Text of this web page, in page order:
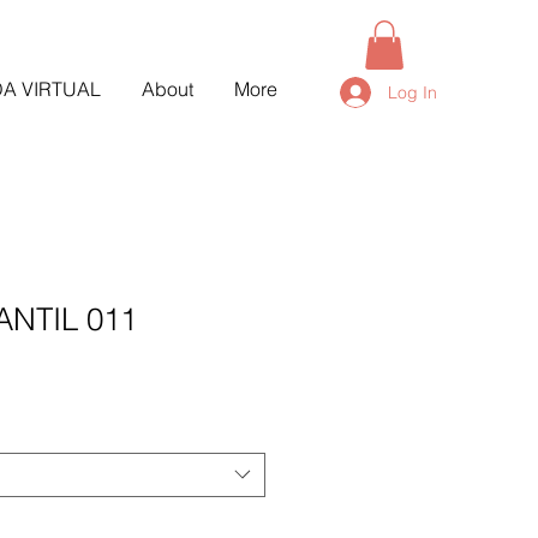
VIRTUAL About More Log In
011